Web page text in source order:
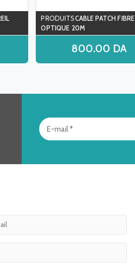
CABLE PATCH FIBRE
OPTIQUE 20M
800.00 DA